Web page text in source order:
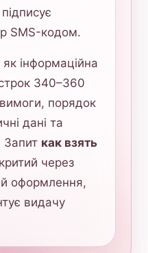
SMS-кодом.
як інформаційна
340–360
порядок
дані та
Запит как взять
через
оформлення,
видачу